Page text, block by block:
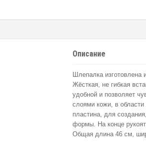
Описание
Шлепалка изготовлена
Жёсткая, не гибкая
удобной и позволяет
слоями кожи, в области
пластина, для
формы. На конце
Общая длина 46 см,